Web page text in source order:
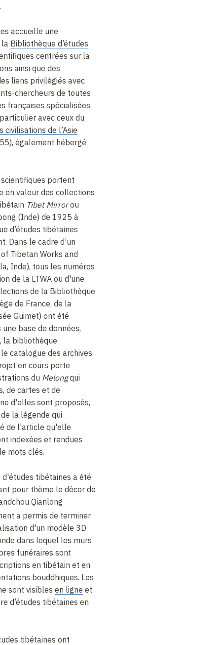
accueille une
la Bibliothèque d’études
centrées sur la
ainsi que des
liens privilégiés avec
chercheurs de toutes
françaises spécialisées
avec ceux du
de l’Asie
également hébergé
portent
en valeur des collections
Tibet Mirrorou
(Inde) de 1925 à
d’études tibétaines
Dans le cadre d’un
Tibetan Works and
Inde), tous les numéros
de la LTWA ou d'une
de la Bibliothèque
de France, de la
Guimet) ont été
base de données,
, la bibliothèque
catalogue des archives
en cours porte
du Melongqui
de cartes et de
d'elles sont proposés,
la légende qui
de l'article qu'elle
indexées et rendues
mots clés.
tibétaines a été
pour thème le décor de
Qianlong
a permis de terminer
d'un modèle 3D
dans lequel les murs
funéraires sont
en tibétain et en
bouddhiques. Les
sont visibles en ligne et
d’études tibétaines en
tibétaines ont